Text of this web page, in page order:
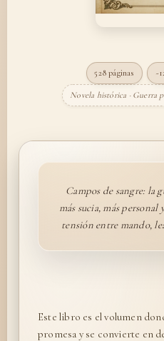
528 páginas
Novela histórica · Guerra
Campos de sangre: la
más sucia, más personal
tensión entre mando,
Este libro es el volumen
promesa y se convierte en